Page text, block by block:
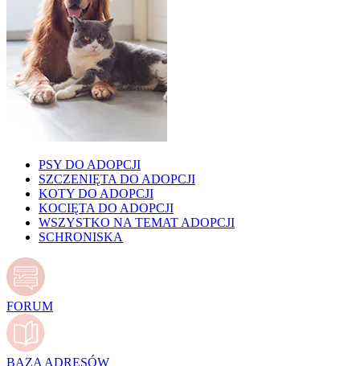
PSY DO ADOPCJI
SZCZENIĘTA DO ADOPCJI
KOTY DO ADOPCJI
KOCIĘTA DO ADOPCJI
WSZYSTKO NA TEMAT ADOPCJI
SCHRONISKA
FORUM
BAZA ADRESÓW